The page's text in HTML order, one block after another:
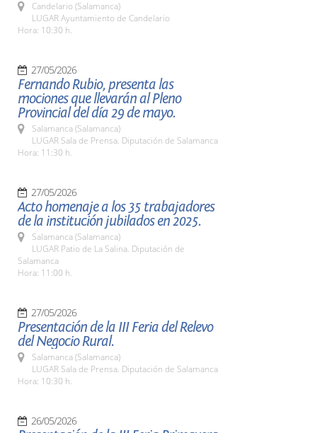
Candelario (Salamanca)
LUGAR Ayuntamiento de Candelario
Hora: 10:30 h.
27/05/2026
Fernando Rubio, presenta las
mociones que llevarán al Pleno
Provincial del día 29 de mayo.
Salamanca (Salamanca)
LUGAR Sala de Prensa. Diputación de Salamanca
Hora: 11:30 h.
27/05/2026
Acto homenaje a los 35 trabajadores
de la institución jubilados en 2025.
Salamanca (Salamanca)
LUGAR Patio de La Salina. Diputación de
Salamanca
Hora: 11:00 h.
27/05/2026
Presentación de la III Feria del Relevo
del Negocio Rural.
Salamanca (Salamanca)
LUGAR Sala de Prensa. Diputación de Salamanca
Hora: 10:30 h.
26/05/2026